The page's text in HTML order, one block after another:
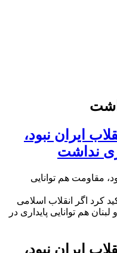
ایران نبود،
نداشت
مقاومت هم توانایی
کرد اگر انقلاب اسلامی
هم توانایی پایداری در
ایران نبود،